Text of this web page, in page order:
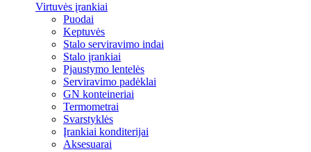
Virtuvės įrankiai
Puodai
Keptuvės
Stalo serviravimo indai
Stalo įrankiai
Pjaustymo lentelės
Serviravimo padėklai
GN konteineriai
Termometrai
Svarstyklės
Įrankiai konditerijai
Aksesuarai